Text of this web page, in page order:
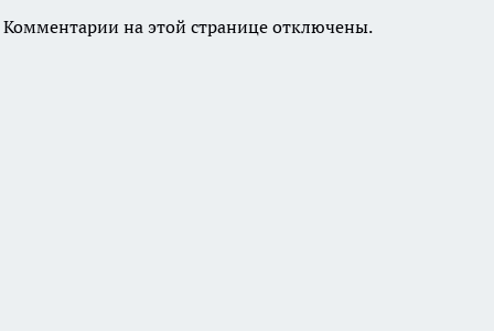
Комментарии на этой странице отключены.